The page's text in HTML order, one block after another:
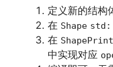
定义新的结构
在 Shape
在
中实现对应